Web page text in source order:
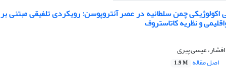
چمن سلطانیه در عصر آنتروپوسن: رویکردی تلفیقی مبتنی
و نظریه کاتاستروف
عیسی پیری
اصل مقاله 1.9 M